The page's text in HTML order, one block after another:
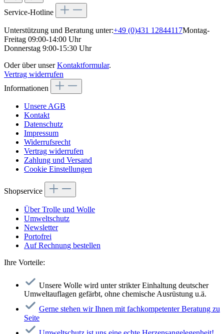
Service-Hotline
Unterstützung und Beratung unter:+49 (0)431 12844117Montag-
Freitag 09:00-14:00 Uhr
Donnerstag 9:00-15:30 Uhr
Oder über unserKontaktformular.
Vertrag widerrufen
Informationen
Unsere AGB
Kontakt
Datenschutz
Impressum
Widerrufsrecht
Vertrag widerrufen
Zahlung und Versand
Cookie Einstellungen
Shopservice
Über Trolle und Wolle
Umweltschutz
Newsletter
Portofrei
Auf Rechnung bestellen
Ihre Vorteile:
Unsere Wolle wird unter strikter Einhaltung deutscher
Umweltauflagen gefärbt, ohne chemische Ausrüstung u.ä.
Gerne stehen wir Ihnen mit fachkompetenter Beratung zu
Seite